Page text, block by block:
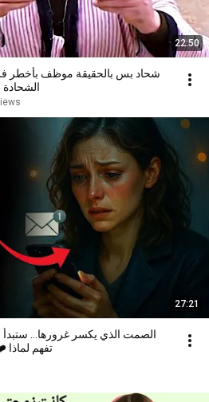
22:50
شحاد بس بالحقيقة موظف بأخطر
27:21
الصمت الذي يكسر غرورها…
تفهم لماذا ❤️ 🔥 الفلسفة